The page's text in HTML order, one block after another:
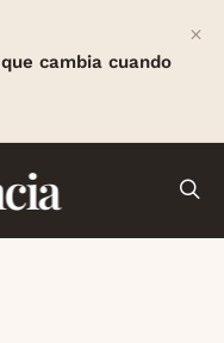
cambia cuando
×